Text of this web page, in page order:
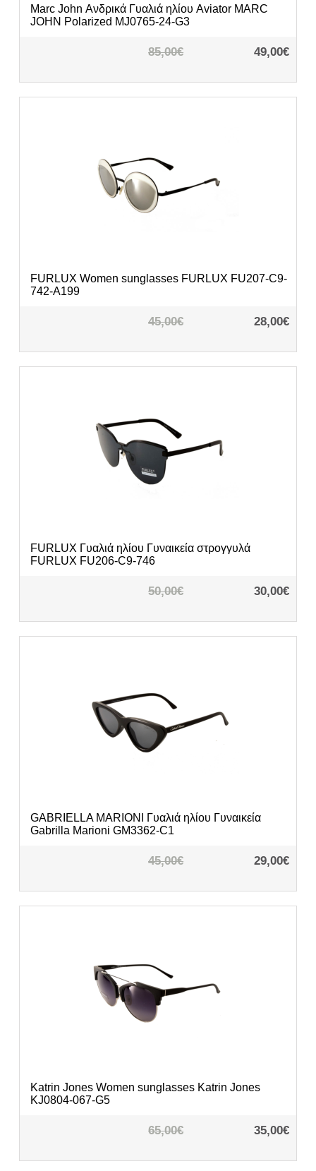
Marc John Ανδρικά Γυαλιά ηλίου Aviator MARC
JOHN Polarized MJ0765-24-G3
85,00€ 49,00€
FURLUX Women sunglasses FURLUX FU207-C9-
742-A199
45,00€ 28,00€
FURLUX Γυαλιά ηλίου Γυναικεία στρογγυλά
FURLUX FU206-C9-746
50,00€ 30,00€
GABRIELLA MARIONI
Γυαλιά ηλίου Γυναικεία
Gabrilla Marioni GM3362-C1
45,00€ 29,00€
Katrin Jones Women sunglasses Katrin Jones
KJ0804-067-G5
65,00€ 35,00€